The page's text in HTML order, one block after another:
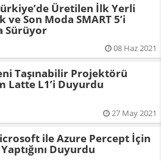
Üretilen İlk Yerli
ve Son Moda SMART 5’i
Sürüyor
08 Haz 2021
Taşınabilir Projektörü
Latte L1’i Duyurdu
27 May 2021
ile Azure Percept İçin
Duyurdu